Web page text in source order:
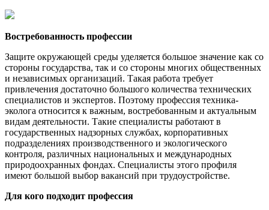
Востребованность профессии
Защите окружающей среды уделяется большое значение как со
стороны государства, так и со стороны многих общественных
и независимых организаций. Такая работа требует
привлечения достаточно большого количества технических
специалистов и экспертов. Поэтому профессия техника-
эколога относится к важным, востребованным и актуальным
видам деятельности. Такие специалисты работают в
государственных надзорных службах, корпоративных
подразделениях производственного и экологического
контроля, различных национальных и международных
природоохранных фондах. Специалисты этого профиля
имеют большой выбор вакансий при трудоустройстве.
Для кого подходит профессия